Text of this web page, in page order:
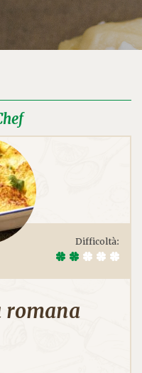
Difficoltà:
romana